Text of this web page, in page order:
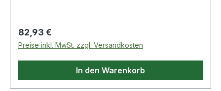
Regulärer Preis:
82,93 €
Preise inkl. MwSt. zzgl. Versandkosten
In den Warenkorb